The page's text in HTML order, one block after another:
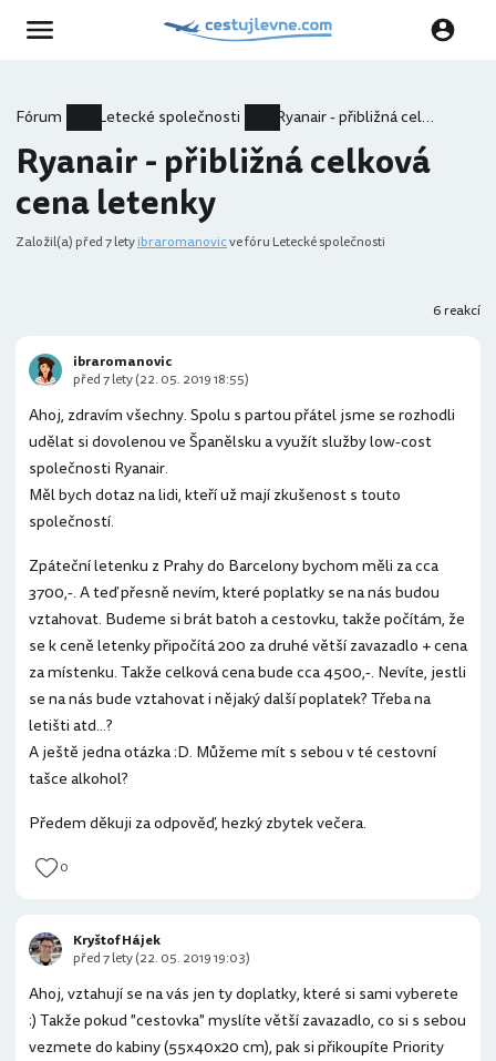
Fórum Letecké společnosti Ryanair - přibližná celková cena letenky
Ryanair - přibližná celková
cena letenky
Založil(a) před 7 letyibraromanovicve fóru Letecké společnosti
6 reakcí
Ahoj, zdravím všechny. Spolu s partou přátel jsme se rozhodli
udělat si dovolenou ve Španělsku a využít služby low-cost
společnosti Ryanair.
Měl bych dotaz na lidi, kteří už mají zkušenost s touto
společností.
Zpáteční letenku z Prahy do Barcelony bychom měli za cca
3700,-. A teď přesně nevím, které poplatky se na nás budou
vztahovat. Budeme si brát batoh a cestovku, takže počítám, že
se k ceně letenky připočítá 200 za druhé větší zavazadlo + cena
za místenku. Takže celková cena bude cca 4500,-. Nevíte, jestli
se na nás bude vztahovat i nějaký další poplatek? Třeba na
letišti atd...?
A ještě jedna otázka :D. Můžeme mít s sebou v té cestovní
tašce alkohol?
Předem děkuji za odpověď, hezký zbytek večera.
0
ibraromanovic
před 7 lety (22. 05. 2019 18:55)
Ahoj, vztahují se na vás jen ty doplatky, které si sami vyberete
:) Takže pokud "cestovka" myslíte větší zavazadlo, co si s sebou
vezmete do kabiny (55x40x20 cm), pak si přikoupíte Priority
Kryštof Hájek
před 7 lety (22. 05. 2019 19:03)